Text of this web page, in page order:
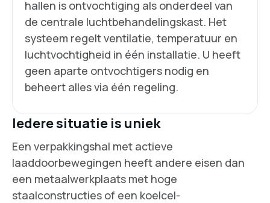
hallen is ontvochtiging als onderdeel van
de centrale luchtbehandelingskast. Het
systeem regelt ventilatie, temperatuur en
luchtvochtigheid in één installatie. U heeft
geen aparte ontvochtigers nodig en
beheert alles via één regeling.
Iedere situatie is uniek
Een verpakkingshal met actieve
laaddoorbewegingen heeft andere eisen dan
een metaalwerkplaats met hoge
staalconstructies of een koelcel-